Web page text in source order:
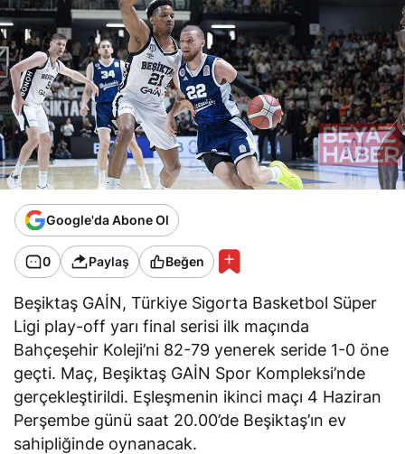
Google'da Abone Ol
0 Paylaş Beğen
Beşiktaş GAİN, Türkiye Sigorta Basketbol Süper
Ligi play-off yarı final serisi ilk maçında
Bahçeşehir Koleji’ni 82-79 yenerek seride 1-0 öne
geçti. Maç, Beşiktaş GAİN Spor Kompleksi’nde
gerçekleştirildi. Eşleşmenin ikinci maçı 4 Haziran
Perşembe günü saat 20.00’de Beşiktaş’ın ev
sahipliğinde oynanacak.